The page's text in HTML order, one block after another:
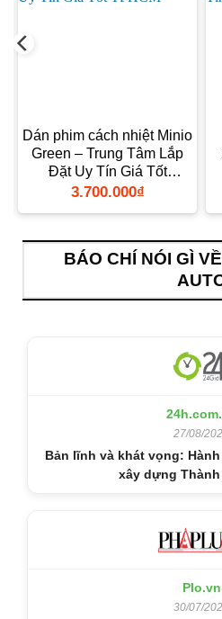
Dán phim cách nhiệt Minio
Green – Trung Tâm Lắp
Đặt Uy Tín Giá Tốt
TPHCM
3.700.000₫
BÁO CHÍ NÓI GÌ
27/08/
Bản lĩnh và khát vọng:
xây dựng Thành
Plo.vn
30/07/